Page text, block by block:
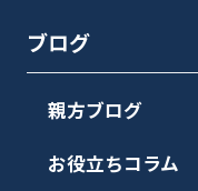
ブログ
親方ブログ
お役立ちコラム